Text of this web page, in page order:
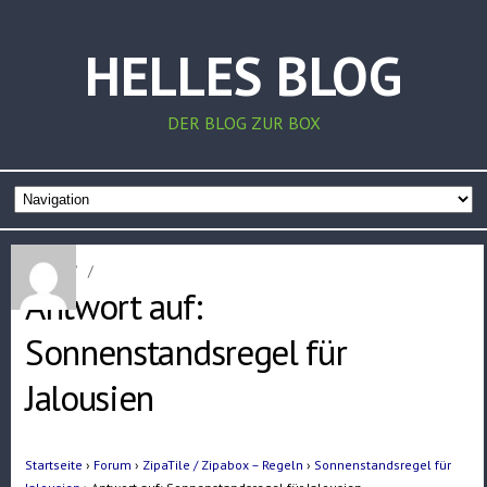
HELLES BLOG
DER BLOG ZUR BOX
Home / /
Antwort auf:
Sonnenstandsregel für
Jalousien
Startseite › Forum › ZipaTile / Zipabox – Regeln › Sonnenstandsregel für